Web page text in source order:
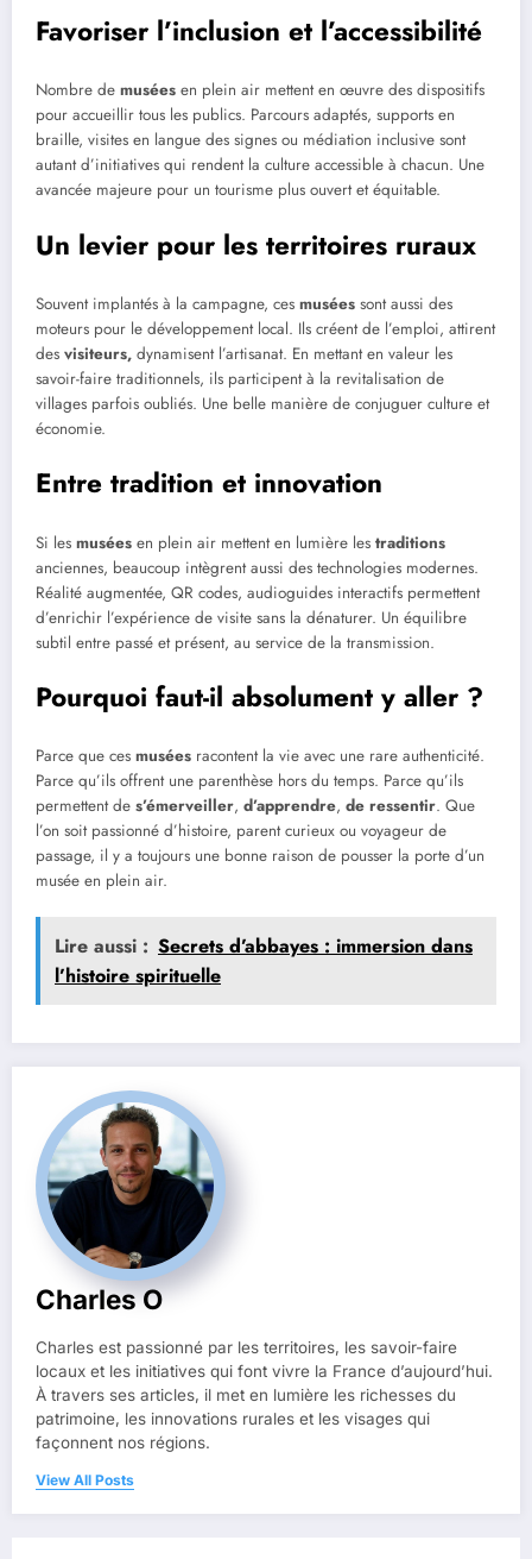
Favoriser l’inclusion et l’accessibilité
Nombre de musées en plein air mettent en œuvre des dispositifs
pour accueillir tous les publics. Parcours adaptés, supports en
braille, visites en langue des signes ou médiation inclusive sont
autant d’initiatives qui rendent la culture accessible à chacun. Une
avancée majeure pour un tourisme plus ouvert et équitable.
Un levier pour les territoires ruraux
Souvent implantés à la campagne, ces musées sont aussi des
moteurs pour le développement local. Ils créent de l’emploi, attirent
des visiteurs, dynamisent l’artisanat. En mettant en valeur les
savoir-faire traditionnels, ils participent à la revitalisation de
villages parfois oubliés. Une belle manière de conjuguer culture et
économie.
Entre tradition et innovation
Si les musées en plein air mettent en lumière les traditions
anciennes, beaucoup intègrent aussi des technologies modernes.
Réalité augmentée, QR codes, audioguides interactifs permettent
d’enrichir l’expérience de visite sans la dénaturer. Un équilibre
subtil entre passé et présent, au service de la transmission.
Pourquoi faut-il absolument y aller ?
Parce que ces musées racontent la vie avec une rare authenticité.
Parce qu’ils offrent une parenthèse hors du temps. Parce qu’ils
permettent de s’émerveiller, d’apprendre, de ressentir. Que
l’on soit passionné d’histoire, parent curieux ou voyageur de
passage, il y a toujours une bonne raison de pousser la porte d’un
musée en plein air.
Lire aussi : Secrets d’abbayes : immersion dans
l’histoire spirituelle
Charles O
Charles est passionné par les territoires, les savoir-faire
locaux et les initiatives qui font vivre la France d’aujourd’hui.
À travers ses articles, il met en lumière les richesses du
patrimoine, les innovations rurales et les visages qui
façonnent nos régions.
View All Posts